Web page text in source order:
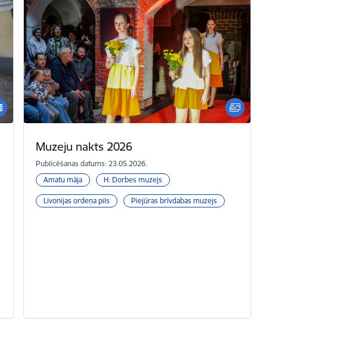
Muzeju nakts 2026
Publicēšanas datums: 23.05.2026.
Amatu māja
H. Dorbes muzejs
Livonijas ordeņa pils Piejūras brīvdabas muzejs